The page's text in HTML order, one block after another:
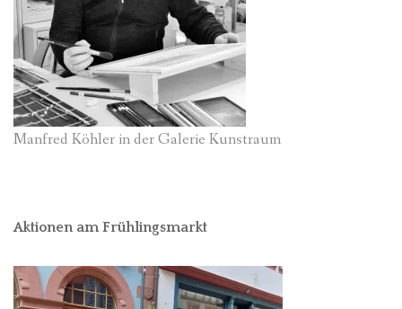
Manfred Köhler in der Galerie Kunstraum
Aktionen am Frühlingsmarkt